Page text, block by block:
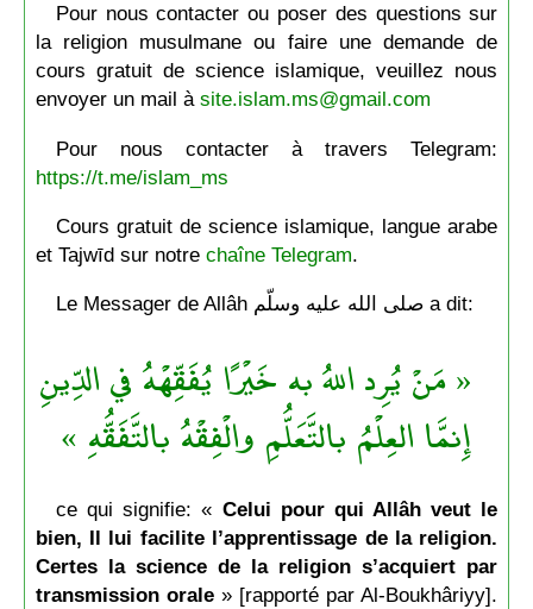
Pour nous contacter ou poser des questions sur
la religion musulmane ou faire une demande de
cours gratuit de science islamique, veuillez nous
envoyer un mail à site.islam.ms@gmail.com
Pour nous contacter à travers Telegram:
https://t.me/islam_ms
Cours gratuit de science islamique, langue arabe
et Tajwīd sur notre chaîne Telegram.
Le Messager de Allâh صلى الله عليه وسلّم a dit:
« مَنْ يُرِد اللهُ به خَيْرًا يُفَقِّهْهُ في الدِّينِ
إِنمَّا العِلْمُ بالتَّعَلُّمِ والْفِقْهُ بالتَّفَقُّهِ »
ce qui signifie: « Celui pour qui Allâh veut le
bien, Il lui facilite l’apprentissage de la religion.
Certes la science de la religion s’acquiert par
transmission orale» [rapporté par Al-Boukhâriyy].